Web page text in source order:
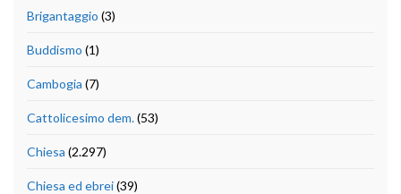
Brigantaggio (3)
Buddismo (1)
Cambogia (7)
Cattolicesimo dem.(53)
Chiesa (2.297)
Chiesa ed ebrei(39)